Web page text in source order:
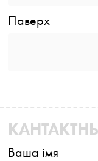
Паверх
Ваша імя